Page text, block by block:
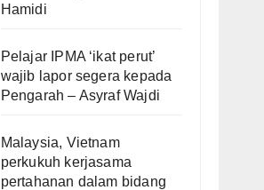
Hamidi
Pelajar IPMA ‘ikat perut’
wajib lapor segera kepada
Pengarah – Asyraf Wajdi
Malaysia, Vietnam
perkukuh kerjasama
pertahanan dalam bidang